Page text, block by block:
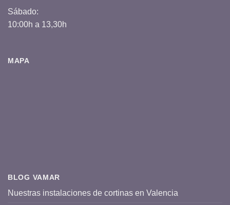
Sábado:
10:00h a 13,30h
MAPA
BLOG VAMAR
Nuestras instalaciones de cortinas en Valencia